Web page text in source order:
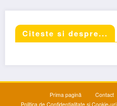
Citeste si despre...
Prima pagină Contact
Politica de Confidențialitate și Cookie-uri